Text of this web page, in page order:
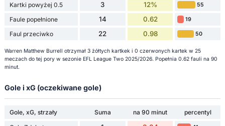
Kartki powyżej 0.5 3 12% 55
Faule popełnione 14 0.62 19
Faul przeciwko 22 0.98 50
Warren Matthew Burrell otrzymał 3 żółtych kartkek i 0 czerwonych kartek w 25
meczach do tej pory w sezonie EFL League Two 2025/2026. Popełnia 0.62 fauli na 90
minut.
Gole i xG (oczekiwane gole)
Gole, xG, strzały Suma na 90 minut
percentyl